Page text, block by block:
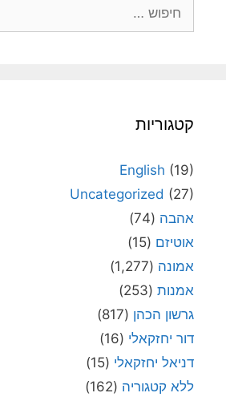
קטגוריות
English (19)
Uncategorized (27)
אהבה (74)
אוטיזם (15)
אמונה (1,277)
אמנות (253)
גרשון הכהן (817)
דור יחזקאלי (16)
דניאל יחזקאלי (15)
ללא קטגוריה (162)